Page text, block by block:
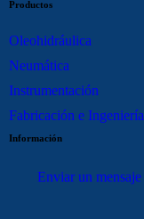
Productos
Oleohidráulica
Neumática
Instrumentación
Fabricación e Ingeniería
Información
Enviar un mensaje